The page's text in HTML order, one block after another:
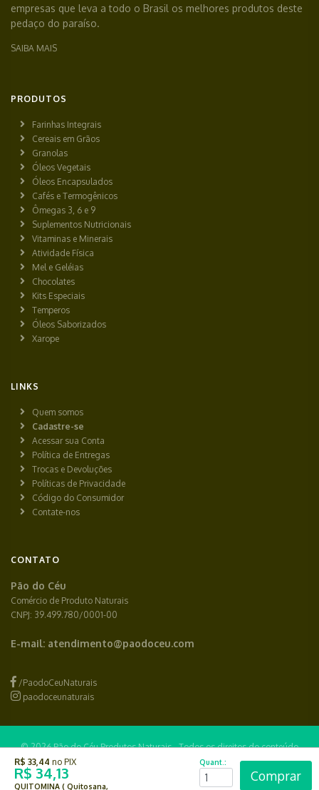
R$ 33,44 no PIX
R$ 34,13
QUITOMINA ( Quitosana,
Quant.:
Comprar
empresas que leva a todo o Brasil os melhores produtos deste
pedaço do paraíso.
SAIBA MAIS
PRODUTOS
Farinhas Integrais
Cereais em Grãos
Granolas
Óleos Vegetais
Óleos Encapsulados
Cafés e Termogênicos
Ômegas 3, 6 e 9
Suplementos Nutricionais
Vitaminas e Minerais
Atividade Física
Mel e Geléias
Chocolates
Kits Especiais
Temperos
Óleos Saborizados
Xarope
LINKS
Quem somos
Cadastre-se
Acessar sua Conta
Política de Entregas
Trocas e Devoluções
Políticas de Privacidade
Código do Consumidor
Contate-nos
CONTATO
Pão do Céu
Comércio de Produto Naturais
CNPJ: 39.499.780/0001-00
E-mail: atendimento@paodoceu.com
/PaodoCeuNaturais
paodoceunaturais
© 2026 Pão do Céu Produtos Naturais - Todos os direitos do conteúdo